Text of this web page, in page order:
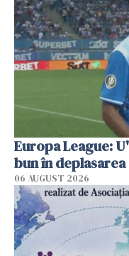
Europa League:
bun în deplasarea
06 AUGUST 2026